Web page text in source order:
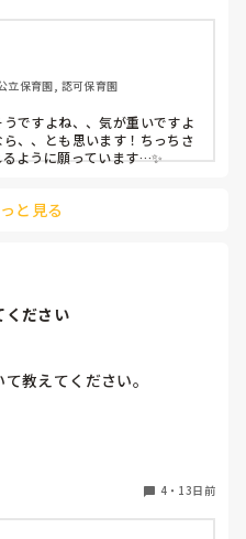
立保育園, 認可保育園
ですよね、、気が重いですよ
、、とも思います！ちっちさ
ように願っています…✨
と見る
ください
教えてください。
開始したところ、肌着を着
肌着は必要ですと保護者に説
うが涼しそうです。
4・ 13日前